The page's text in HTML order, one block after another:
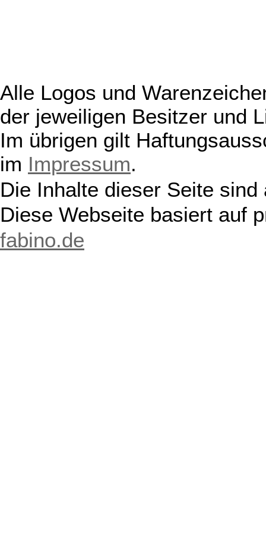
Alle Logos und
der jeweiligen Besitzer und
Im übrigen gilt
im Impressum.
Die Inhalte dieser Seite
Diese Webseite basiert auf
fabino.de